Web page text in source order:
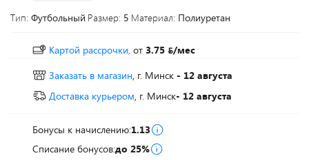
Тип: Футбольный Размер: 5 Материал: Полиуретан
Картой рассрочки, от 3.75
/мес
Заказать в магазин, г. Минск - 12 августа
Доставка курьером, г. Минск- 12 августа
Бонусы к начислению:1.13
Списание бонусов:до 25%